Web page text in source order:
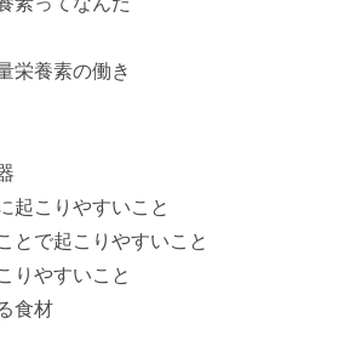
養素の働き
こりやすいこと
起こりやすいこと
やすいこと
材